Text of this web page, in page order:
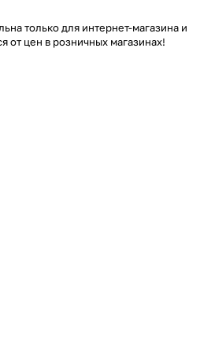
только для интернет-магазина и
от цен в розничных магазинах!